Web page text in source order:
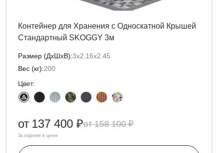
Контейнер для Хранения с Односкатной Крышей
Стандартный SKOGGY 3м
Размер (ДxШxВ):3х2.16х2.45
Вес (кг):200
Цвет:
158 100 ₽
от 137 400 ₽
За изделие в цинке